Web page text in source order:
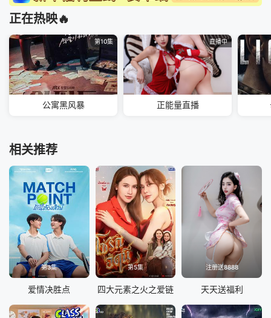
正在热映🔥
第10集
公寓黑风暴
直播中
正能量直播
相关推荐
第3集
爱情决胜点
第5集
四大元素之火之爱链
注册送8888
天天送福利